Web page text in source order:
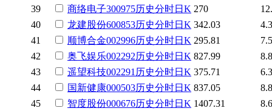
39
商络电子300975历史分时日K 270
40
龙建股份600853历史分时日K 342.03
41
顺博合金002996历史分时日K 295.81
42
奥飞娱乐002292历史分时日K 827.99
43
遥望科技002291 历史分时日K 375.71
44
国新健康000503历史分时日K 837.05
45
智度股份000676历史分时日K 1407.31